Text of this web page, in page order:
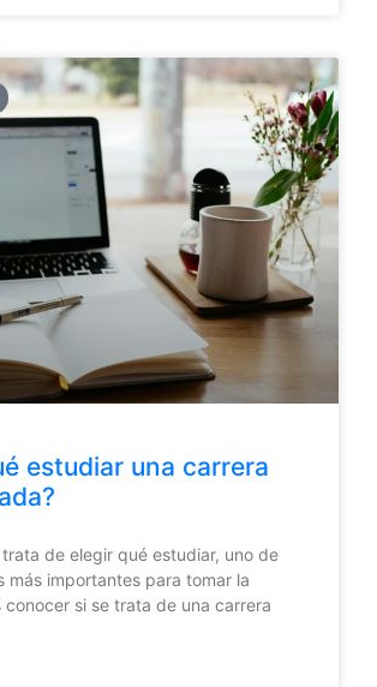
estudiar una carrera
de elegir qué estudiar, uno de
más importantes para tomar la
conocer si se trata de una carrera